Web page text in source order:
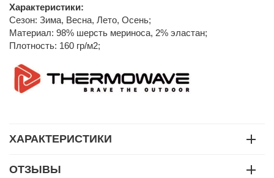
Характеристики:
Сезон: Зима, Весна, Лето, Осень;
Материал: 98% шерсть мериноса, 2% эластан;
Плотность: 160 гр/м2;
ХАРАКТЕРИСТИКИ
ОТЗЫВЫ